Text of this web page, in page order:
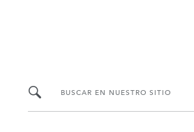
BUSCAR EN NUESTRO SITIO